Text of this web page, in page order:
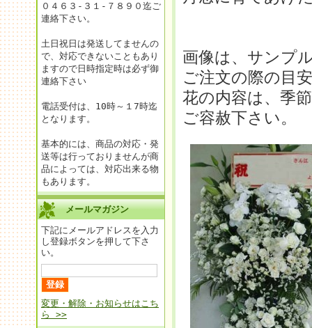
０４６３-３１-７８９０迄ご
連絡下さい。
土日祝日は発送してませんの
で、対応できないこともあり
ますので日時指定時は必ず御
連絡下さい
電話受付は、10時～１7時迄
となります。
基本的には、商品の対応・発
送等は行っておりませんが商
品によっては、対応出来る物
もあります。
メールマガジン
下記にメールアドレスを入力
し登録ボタンを押して下さ
い。
変更・解除・お知らせはこち
ら >>
画像は、サンプ
ご注文の際の目
花の内容は、季
ご容赦下さい。